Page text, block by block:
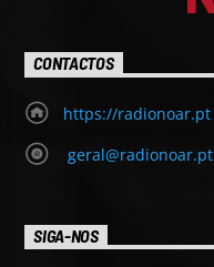
CONTACTOS
https://radionoar.pt
geral@radionoar.pt
SIGA-NOS